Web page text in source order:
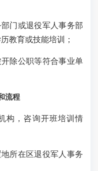
门或退役军人事务部
教育或技能培训；
除公职等符合事业单
流程
，咨询开班培训情
所在区退役军人事务